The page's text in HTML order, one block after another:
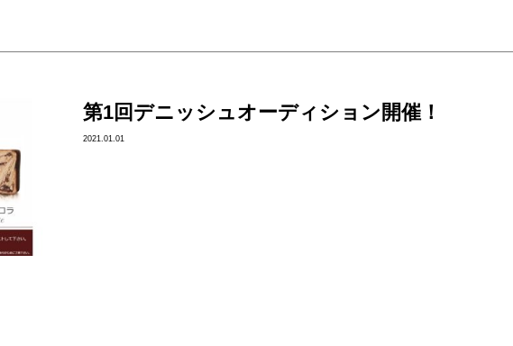
第1回デニッシュオーディション開催！
2021.01.01